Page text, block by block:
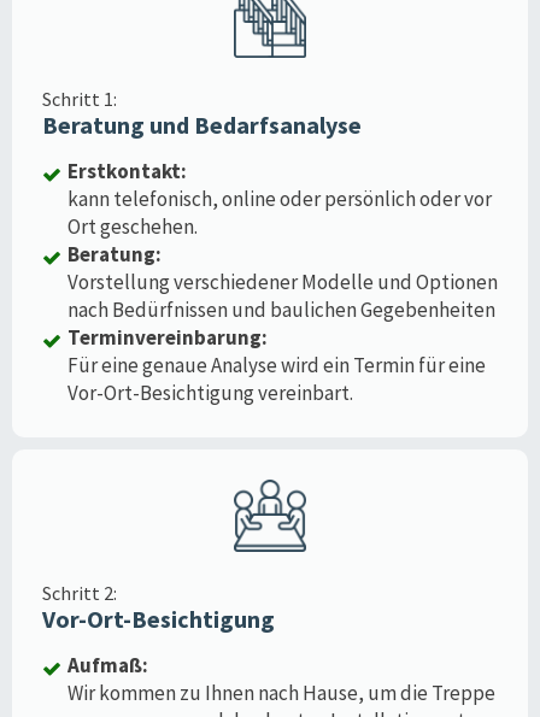
Schritt 1:
Beratung und Bedarfsanalyse
Erstkontakt:
kann telefonisch, online oder persönlich oder vor
Ort geschehen.
Beratung:
Vorstellung verschiedener Modelle und Optionen
nach Bedürfnissen und baulichen Gegebenheiten
Terminvereinbarung:
Für eine genaue Analyse wird ein Termin für eine
Vor-Ort-Besichtigung vereinbart.
Schritt 2:
Vor-Ort-Besichtigung
Aufmaß:
Wir kommen zu Ihnen nach Hause, um die Treppe